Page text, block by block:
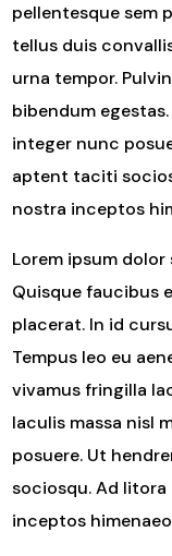
pellentesque sem
tellus duis
urna tempor.
bibendum
integer nunc
aptent taciti
nostra inceptos
Lorem ipsum
Quisque faucibus
placerat. In id
Tempus leo eu
vivamus fringilla
Iaculis massa nisl
posuere. Ut
sociosqu. Ad
inceptos